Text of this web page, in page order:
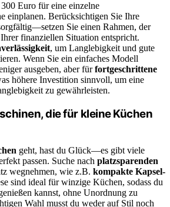
Euro für eine einzelne
einplanen. Berücksichtigen Sie Ihre
Sie einen Rahmen, der
finanziellen Situation entspricht.
, um Langlebigkeit und gute
Wenn Sie ein einfaches Modell
ausgeben, aber fürfortgeschrittene
höhere Investition sinnvoll, um eine
zu gewährleisten.
die für kleine Küchen
geht, hast du Glück—es gibt viele
passen. Suche nach platzsparenden
wegnehmen, wie z.B. kompakte Kapsel-
sind ideal für winzige Küchen, sodass du
kannst, ohne Unordnung zu
Wahl musst du weder auf Stil noch